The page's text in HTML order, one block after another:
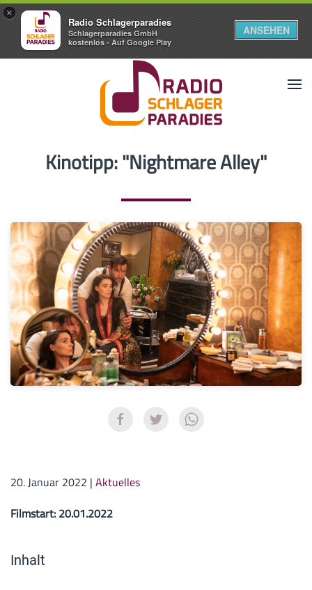
×
Radio Schlagerparadies
Schlagerparadies GmbH
kostenlos - Auf Google Play
ANSEHEN
Kinotipp: "Nightmare Alley"
20. Januar 2022 | Aktuelles
Filmstart: 20.01.2022
Inhalt